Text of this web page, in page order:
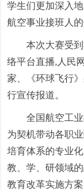
学生们更加深入
航空事业接班人
本次大赛受
络平台直播,人民
家、《环球飞行
行宣传报道。
全国航空工
为契机带动各职
培育体系的专业
教、学、研领域
教育改革实施方